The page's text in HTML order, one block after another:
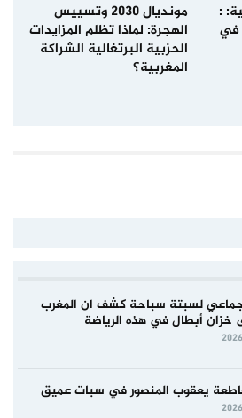
:
في
مونديال 2030 وتسييس
الهجرة: لماذا تظلم المزايدات
الحزبية البرتغالية الشراكة
المغربية؟
لسبتة سباحة كشف ان المغرب
خزان أبطال في هذه الرياضة
يعقوب المنصور في سبات عميق